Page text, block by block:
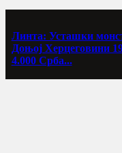
Линта: Усташки
Доњој Херцеговини
4.000 Срба...